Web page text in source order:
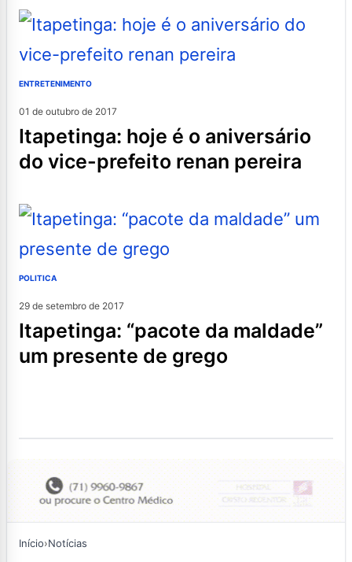
ENTRETENIMENTO
01 de outubro de 2017
itapetinga: hoje é o aniversário
do vice-prefeito renan pereira
POLITICA
29 de setembro de 2017
itapetinga: “pacote da maldade”
um presente de grego
Início›Notícias